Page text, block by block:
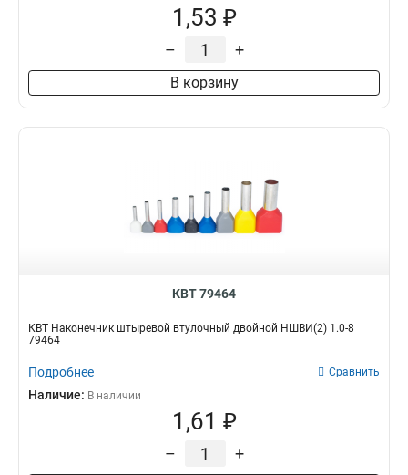
1,53 ₽
– +
В корзину
КВТ 79464
КВТ Наконечник штыревой втулочный двойной НШВИ(2) 1.0-8
79464
Подробнее Сравнить
Наличие: В наличии
1,61 ₽
– +